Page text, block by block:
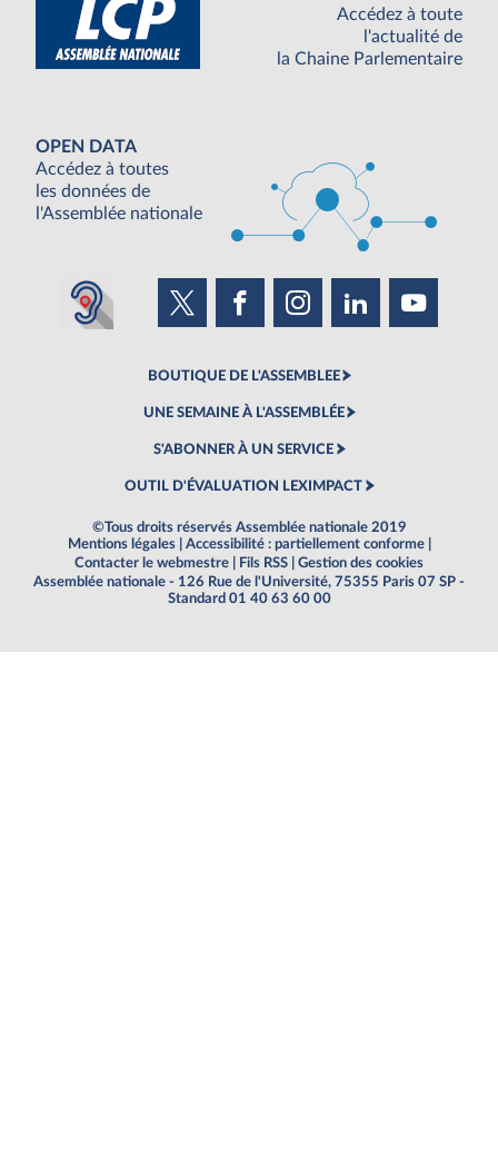
Accédez à toute
l'actualité de
la Chaine Parlementaire
OPEN DATA
Accédez à toutes
les données de
l'Assemblée nationale
BOUTIQUE DE L'ASSEMBLEE
UNE SEMAINE À L'ASSEMBLÉE
S'ABONNER À UN SERVICE
OUTIL D'ÉVALUATION LEXIMPACT
©Tous droits réservés Assemblée nationale 2019
Mentions légales
Accessibilité : partiellement conforme
Contacter le webmestre
Fils RSS
Gestion des cookies
Assemblée nationale - 126 Rue de l'Université, 75355 Paris 07 SP -
Standard 01 40 63 60 00